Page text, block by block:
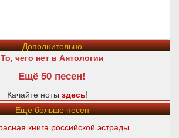
Дополнительно
То, чего нет в Антологии
Ещё 50 песен!
Качайте ноты здесь!
Ещё больше песен